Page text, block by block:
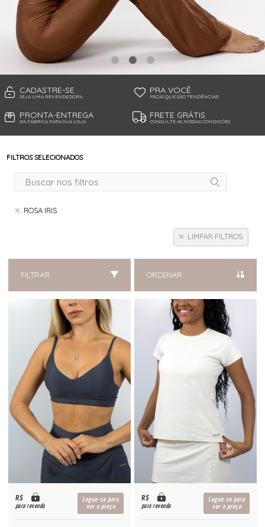
TANGA MICROFIBRA E RENDA
TANGA MODAL
TANGA VISCO
TANGAO COTTON
TANGAO MICRO E RENDA
TANGAO MICROFIBRA
TOP
CADASTRE-SE
SEJA UMA REVENDEDORA
PRA VOCÊ
PEÇAS QUE SÃO TENDÊNCIAS!
PRONTA-ENTREGA
DA FÁBRICA PARA SUA LOJA
FRETE GRÁTIS
CONSULTE AS NOSSAS CONDIÇÕES
FILTROS SELECIONADOS
ROSA IRIS
LIMPAR FILTROS
FILTRAR ORDENAR
R$
para revenda
Logue-se para
ver o preço
R$
para revenda
Logue-se para
ver o preço